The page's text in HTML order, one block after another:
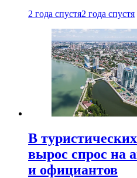
2 года спустя2 года спустя
В
вырос спрос на
и официантов